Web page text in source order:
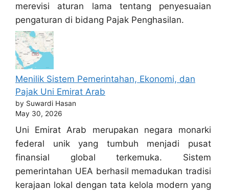
merevisi aturan lama tentang penyesuaian
pengaturan di bidang Pajak Penghasilan.
Menilik Sistem Pemerintahan, Ekonomi, dan
Pajak Uni Emirat Arab
by Suwardi Hasan
May 30, 2026
Uni Emirat Arab merupakan negara monarki
federal unik yang tumbuh menjadi pusat
finansial global terkemuka. Sistem
pemerintahan UEA berhasil memadukan tradisi
kerajaan lokal dengan tata kelola modern yang